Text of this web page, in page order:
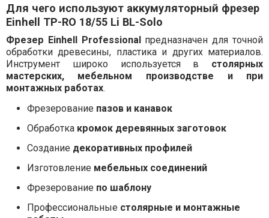
Для чего используют аккумуляторный фрезер
Einhell TP-RO 18/55 Li BL-Solo
Фрезер Einhell Professionalпредназначен для точной
обработки древесины, пластика и других материалов.
Инструмент широко используется в столярных
мастерских, мебельном производстве и при
монтажных работах.
Фрезерование пазов и канавок
Обработка кромок деревянных заготовок
Создание декоративных профилей
Изготовление мебельных соединений
Фрезерование по шаблону
Профессиональные столярные и монтажные